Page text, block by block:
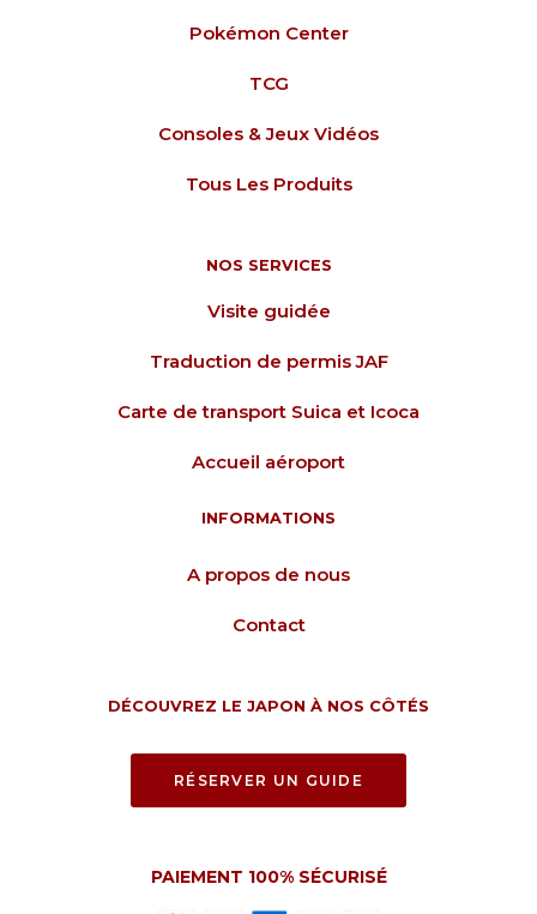
Pokémon Center
TCG
Consoles & Jeux Vidéos
Tous Les Produits
NOS SERVICES
Visite guidée
Traduction de permis JAF
Carte de transport Suica et Icoca
Accueil aéroport
INFORMATIONS
A propos de nous
Contact
DÉCOUVREZ LE JAPON À NOS CÔTÉS
RÉSERVER UN GUIDE
PAIEMENT 100% SÉCURISÉ